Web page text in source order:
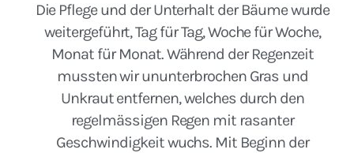
Die Pflege und der Unterhalt der Bäume wurde
weitergeführt, Tag für Tag, Woche für Woche,
Monat für Monat. Während der Regenzeit
mussten wir ununterbrochen Gras und
Unkraut entfernen, welches durch den
regelmässigen Regen mit rasanter
Geschwindigkeit wuchs. Mit Beginn der